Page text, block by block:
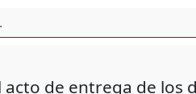
acto de entrega de los